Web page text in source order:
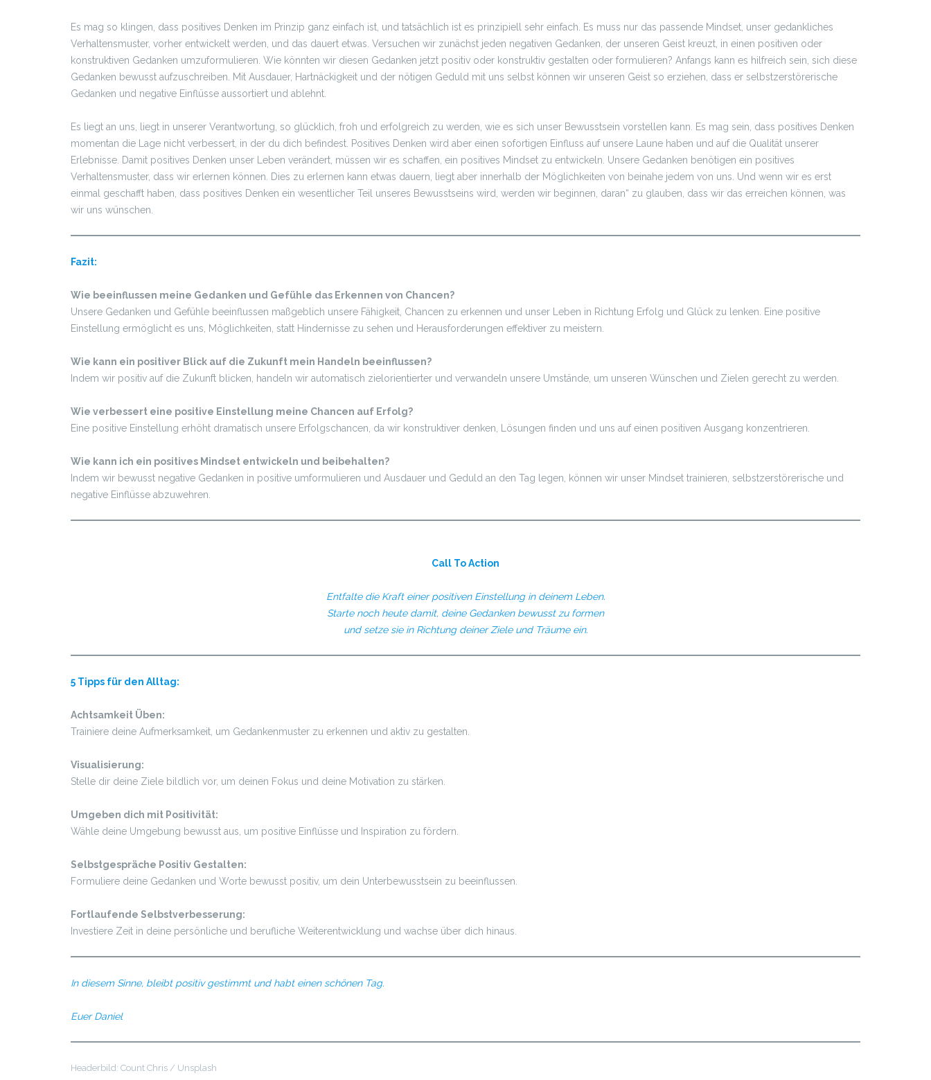
Es mag so klingen, dass positives Denken im Prinzip ganz einfach ist, und tatsächlich ist es prinzipiell sehr einfach. Es muss nur das passende Mindset, unser gedankliches
Verhaltensmuster, vorher entwickelt werden, und das dauert etwas. Versuchen wir zunächst jeden negativen Gedanken, der unseren Geist kreuzt, in einen positiven oder
konstruktiven Gedanken umzuformulieren. Wie könnten wir diesen Gedanken jetzt positiv oder konstruktiv gestalten oder formulieren? Anfangs kann es hilfreich sein, sich diese
Gedanken bewusst aufzuschreiben. Mit Ausdauer, Hartnäckigkeit und der nötigen Geduld mit uns selbst können wir unseren Geist so erziehen, dass er selbstzerstörerische
Gedanken und negative Einflüsse aussortiert und ablehnt.
Es liegt an uns, liegt in unserer Verantwortung, so glücklich, froh und erfolgreich zu werden, wie es sich unser Bewusstsein vorstellen kann. Es mag sein, dass positives Denken
momentan die Lage nicht verbessert, in der du dich befindest. Positives Denken wird aber einen sofortigen Einfluss auf unsere Laune haben und auf die Qualität unserer
Erlebnisse. Damit positives Denken unser Leben verändert, müssen wir es schaffen, ein positives Mindset zu entwickeln. Unsere Gedanken benötigen ein positives
Verhaltensmuster, dass wir erlernen können. Dies zu erlernen kann etwas dauern, liegt aber innerhalb der Möglichkeiten von beinahe jedem von uns. Und wenn wir es erst
einmal geschafft haben, dass positives Denken ein wesentlicher Teil unseres Bewusstseins wird, werden wir beginnen, daran“ zu glauben, dass wir das erreichen können, was
wir uns wünschen.
Fazit:
Wie beeinflussen meine Gedanken und Gefühle das Erkennen von Chancen?
Unsere Gedanken und Gefühle beeinflussen maßgeblich unsere Fähigkeit, Chancen zu erkennen und unser Leben in Richtung Erfolg und Glück zu lenken. Eine positive
Einstellung ermöglicht es uns, Möglichkeiten, statt Hindernisse zu sehen und Herausforderungen effektiver zu meistern.
Wie kann ein positiver Blick auf die Zukunft mein Handeln beeinflussen?
Indem wir positiv auf die Zukunft blicken, handeln wir automatisch zielorientierter und verwandeln unsere Umstände, um unseren Wünschen und Zielen gerecht zu werden.
Wie verbessert eine positive Einstellung meine Chancen auf Erfolg?
Eine positive Einstellung erhöht dramatisch unsere Erfolgschancen, da wir konstruktiver denken, Lösungen finden und uns auf einen positiven Ausgang konzentrieren.
Wie kann ich ein positives Mindset entwickeln und beibehalten?
Indem wir bewusst negative Gedanken in positive umformulieren und Ausdauer und Geduld an den Tag legen, können wir unser Mindset trainieren, selbstzerstörerische und
negative Einflüsse abzuwehren.
Call To Action
Entfalte die Kraft einer positiven Einstellung in deinem Leben.
Starte noch heute damit, deine Gedanken bewusst zu formen
und setze sie in Richtung deiner Ziele und Träume ein.
5 Tipps für den Alltag:
Achtsamkeit Üben:
Trainiere deine Aufmerksamkeit, um Gedankenmuster zu erkennen und aktiv zu gestalten.
Visualisierung:
Stelle dir deine Ziele bildlich vor, um deinen Fokus und deine Motivation zu stärken.
Umgeben dich mit Positivität:
Wähle deine Umgebung bewusst aus, um positive Einflüsse und Inspiration zu fördern.
Selbstgespräche Positiv Gestalten:
Formuliere deine Gedanken und Worte bewusst positiv, um dein Unterbewusstsein zu beeinflussen.
Fortlaufende Selbstverbesserung:
Investiere Zeit in deine persönliche und berufliche Weiterentwicklung und wachse über dich hinaus.
In diesem Sinne, bleibt positiv gestimmt und habt einen schönen Tag.
Euer Daniel
Headerbild: Count Chris / Unsplash